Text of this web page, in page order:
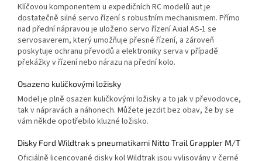
Klíčovou komponentem u expedičních RC modelů aut je
dostatečně silné servo řízení s robustním mechanismem. Přímo
nad přední nápravou je uloženo servo řízení Axial AS-1 se
servosaverem, který umožňuje přesné řízení, a zároveň
poskytuje ochranu převodů a elektroniky serva v případě
překážky v řízení nebo nárazu na přední kolo.
Osazeno kuličkovými ložisky
Model je plně osazen kuličkovými ložisky a to jak v převodovce,
tak v nápravách a náhonech. Můžete jezdit bez obav, že by se
vám někde opotřebilo kluzné ložisko.
Disky Ford Wildtrak s pneumatikami Nitto Trail Grappler M/T
Oficiálně licencované disky kol Wildtrak jsou vylisovány v černé